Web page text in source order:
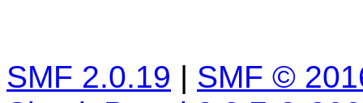
SMF 2.0.19 | SMF ©